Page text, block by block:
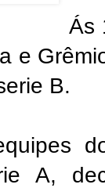
Ás
e
B.
A,